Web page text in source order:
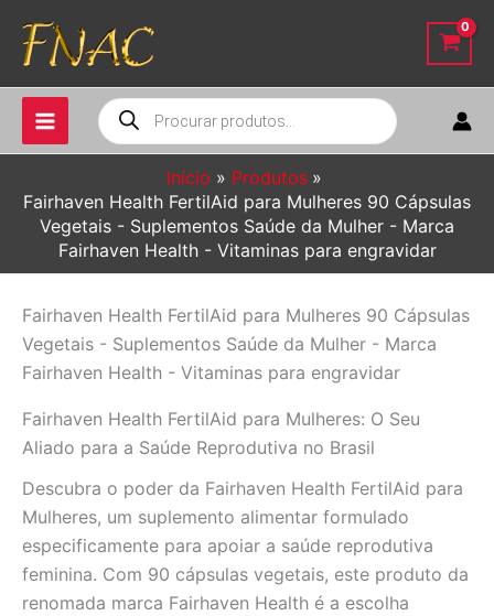
para
conteúdo
Pesquisar
produtos
Início
Produtos
Fairhaven Health FertilAid para Mulheres 90 Cápsulas
Vegetais - Suplementos Saúde da Mulher - Marca
Fairhaven Health - Vitaminas para engravidar
Fairhaven Health FertilAid para Mulheres 90 Cápsulas
Vegetais - Suplementos Saúde da Mulher - Marca
Fairhaven Health - Vitaminas para engravidar
Fairhaven Health FertilAid para Mulheres: O Seu
Aliado para a Saúde Reprodutiva no Brasil
Descubra o poder da Fairhaven Health FertilAid para
Mulheres, um suplemento alimentar formulado
especificamente para apoiar a saúde reprodutiva
feminina. Com 90 cápsulas vegetais, este produto da
renomada marca Fairhaven Health é a escolha